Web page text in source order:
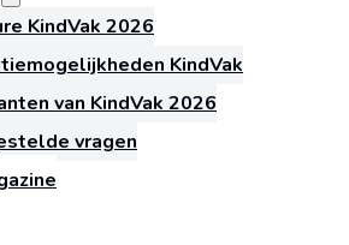
KindVak 2026
KindVak
van KindVak 2026
vragen